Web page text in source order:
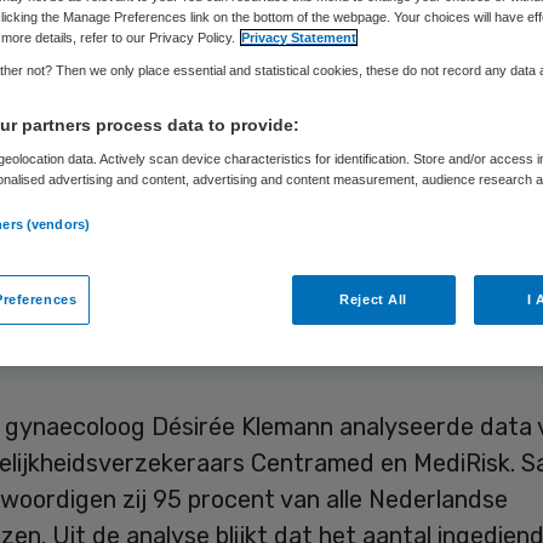
ingediende schadeclaims tegen ziekenhuizen
zijn de toegekende
Dat blijkt uit onderzoek van jurist en
Désirée Klemann analyseerde data
Centramed en MediRisk.
zij 95 procent van alle Nederlandse
Uit de analyse blijkt dat het aantal
the Manage Preferences link on the bottom of the webpage. Your choices will have
details, refer to our Privacy Policy. Privacy Statement
not? Then we only place essential and statistical cookies, these do not record any data
partners process data to provide:
data. Actively scan device characteristics for identification. Store and/or access
advertising and content, advertising and content measurement, audience research
(vendors)
Reject All I